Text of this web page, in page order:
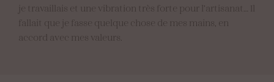
je travaillais et une vibration très forte pour l’artisanat… Il
fallait que je fasse quelque chose de mes mains, en
accord avec mes valeurs.